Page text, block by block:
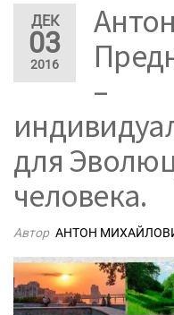
ДЕК
03
2016
–
для
человека.
Автор АНТОН